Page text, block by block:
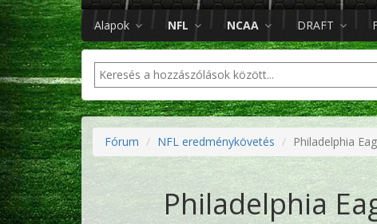
Alapok NFL NCAA DRAFT
Fórum NFL eredménykövetés Philadelphia
Philadelphia